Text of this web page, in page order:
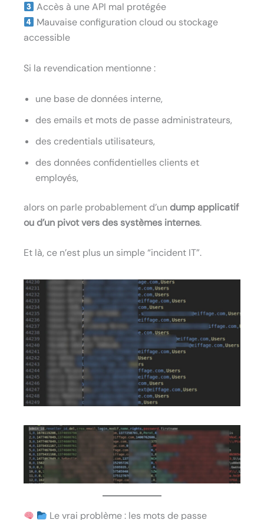
Accès à une API mal protégée
Mauvaise configuration cloud ou stockage
accessible
Si la revendication mentionne :
une base de données interne,
des emails et mots de passe administrateurs,
des credentials utilisateurs,
des données confidentielles clients et
employés,
alors on parle probablement d’undump applicatif
ou d’un pivot vers des systèmes internes.
Et là, ce n’est plus un simple “incident IT”.
Le vrai problème : les mots de passe